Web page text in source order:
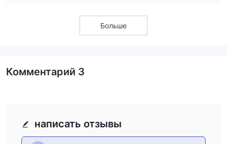
Больше
написать отзывы
Комментарий 3